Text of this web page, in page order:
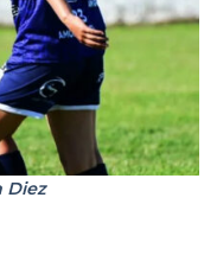
Diez